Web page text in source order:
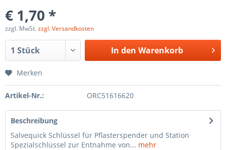
€ 1,70 *
zzgl. MwSt.zzgl. Versandkosten
In den Warenkorb
Merken
Artikel-Nr.: ORC51616620
Beschreibung
Salvequick Schlüssel für Pflasterspender und Station
Spezialschlüssel zur Entnahme von... mehr